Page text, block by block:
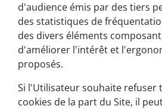
d'audience émis par des tiers
des statistiques de
des divers éléments
d'améliorer l'intérêt et
proposés.
Si l'Utilisateur souhaite refuser
cookies de la part du Site, il